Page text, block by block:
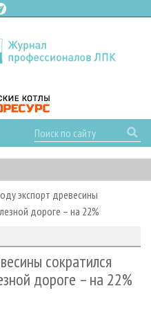
экспорт древесины
дороге – на 22%
сократился
дороге – на 22%